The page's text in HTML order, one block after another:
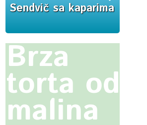
Sendvič sa kaparima
Brza
torta od
malina